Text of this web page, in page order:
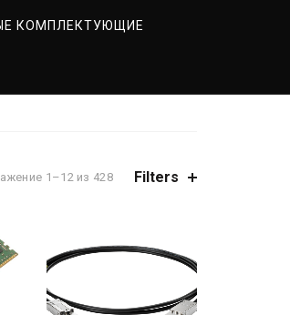
КОМПЛЕКТУЮЩИЕ
1–12 из 428 Filters